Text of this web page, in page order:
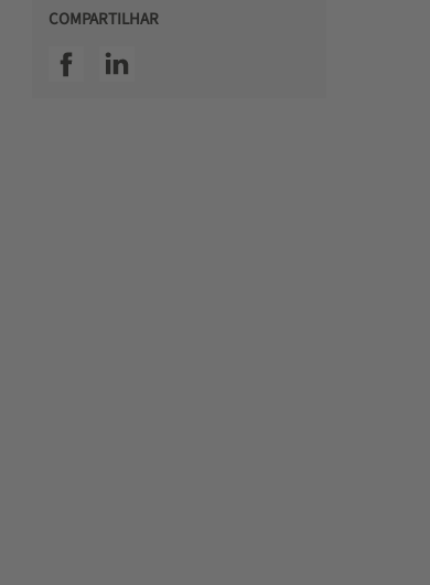
COMPARTILHAR
SSI facebookSSI linkedin